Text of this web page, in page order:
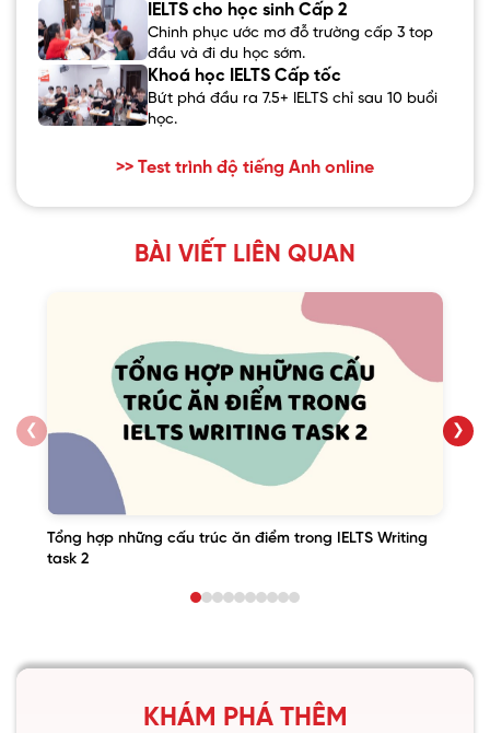
IELTS cho học sinh Cấp 2
Chinh phục ước mơ đỗ trường cấp 3 top
đầu và đi du học sớm.
Khoá học IELTS Cấp tốc
Bứt phá đầu ra 7.5+ IELTS chỉ sau 10 buổi
học.
>> Test trình độ tiếng Anh online
BÀI VIẾT LIÊN QUAN
❮
Tổng hợp những cấu trúc ăn điểm trong IELTS Writing
task 2
❯
KHÁM PHÁ THÊM